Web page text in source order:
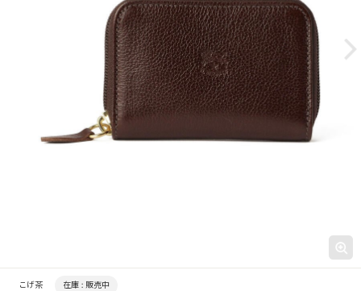
こげ茶 在庫 : 販売中